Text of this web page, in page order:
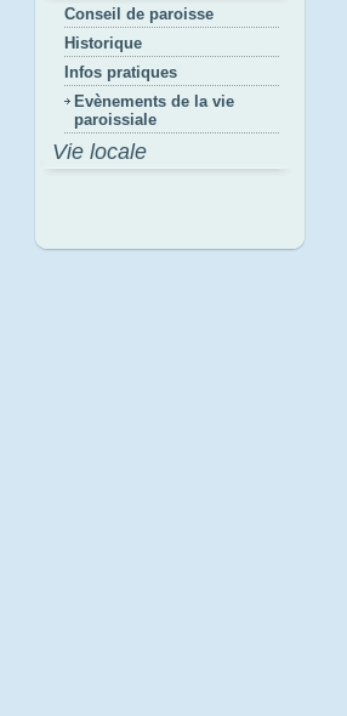
Conseil de paroisse
Historique
Infos pratiques
Evènements de la vie
paroissiale
Vie locale